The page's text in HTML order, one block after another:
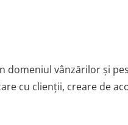
domeniul vânzărilor și
cu clienții, creare de